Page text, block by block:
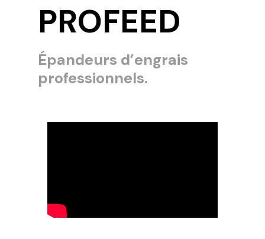
PROFEED
Épandeurs d’engrais
professionnels.